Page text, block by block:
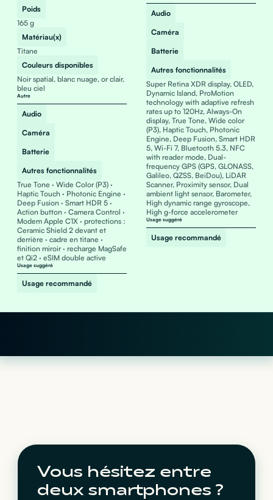
Poids
165 g
Matériau(x)
Titane
Couleurs disponibles
Noir spatial, blanc nuage, or clair,
bleu ciel
Autre
Audio
Caméra
Batterie
Autres fonctionnalités
True Tone · Wide Color (P3) ·
Haptic Touch · Photonic Engine ·
Deep Fusion · Smart HDR 5 ·
Action button · Camera Control ·
Modem Apple C1X · protections :
Ceramic Shield 2 devant et
derrière · cadre en titane ·
finition miroir · recharge MagSafe
et Qi2 · eSIM double active
Usage suggéré
Usage recommandé
Audio
Caméra
Batterie
Autres fonctionnalités
Super Retina XDR display, OLED,
Dynamic Island, ProMotion
technology with adaptive refresh
rates up to 120Hz, Always-On
display, True Tone, Wide color
(P3), Haptic Touch, Photonic
Engine, Deep Fusion, Smart HDR
5, Wi-Fi 7, Bluetooth 5.3, NFC
with reader mode, Dual-
frequency GPS (GPS, GLONASS,
Galileo, QZSS, BeiDou), LiDAR
Scanner, Proximity sensor, Dual
ambient light sensor, Barometer,
High dynamic range gyroscope,
High g-force accelerometer
Usage suggéré
Usage recommandé
Vous hésitez entre
deux smartphones ?